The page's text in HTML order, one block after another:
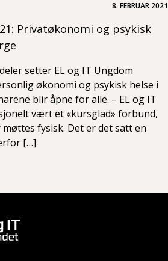
8. FEBRUAR 2021
Privatøkonomi og psykisk
setter EL og IT Ungdom
økonomi og psykisk helse i
blir åpne for alle. – EL og IT
vært et «kursglad» forbund,
fysisk. Det er det satt en
[…]